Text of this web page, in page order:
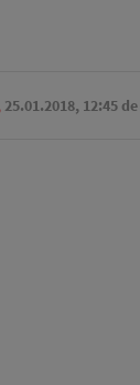
25.01.2018, 12:45 de